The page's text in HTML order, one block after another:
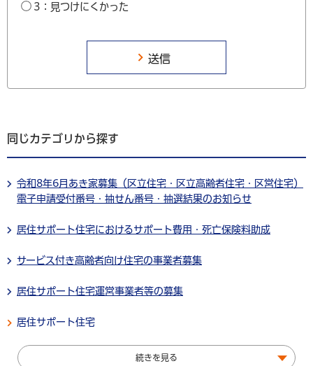
3：見つけにくかった
同じカテゴリから探す
令和8年6月あき家募集（区立住宅・区立高齢者住宅・区営住宅）
電子申請受付番号・抽せん番号・抽選結果のお知らせ
居住サポート住宅におけるサポート費用・死亡保険料助成
サービス付き高齢者向け住宅の事業者募集
居住サポート住宅運営事業者等の募集
居住サポート住宅
続きを見る